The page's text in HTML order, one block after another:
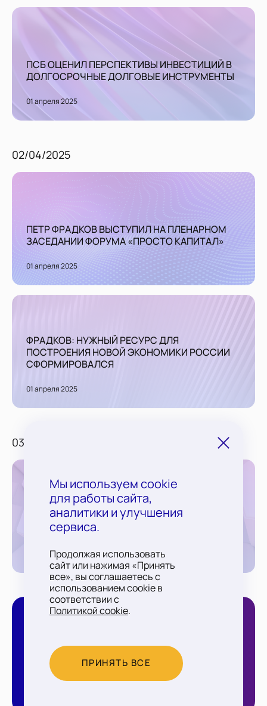
ПСБ ОЦЕНИЛ ПЕРСПЕКТИВЫ ИНВЕСТИЦИЙ В
ДОЛГОСРОЧНЫЕ ДОЛГОВЫЕ ИНСТРУМЕНТЫ
01 апреля 2025
02/04/2025
ПЕТР ФРАДКОВ ВЫСТУПИЛ НА ПЛЕНАРНОМ
ЗАСЕДАНИИ ФОРУМА «ПРОСТО КАПИТАЛ»
01 апреля 2025
ФРАДКОВ: НУЖНЫЙ РЕСУРС ДЛЯ
ПОСТРОЕНИЯ НОВОЙ ЭКОНОМИКИ РОССИИ
СФОРМИРОВАЛСЯ
01 апреля 2025
03/04/2025
КАК КОМПАНИИ МОГУТ ЗАЩИТИТЬСЯ ОТ
КИБЕРУГРОЗ: ИТОГИ СЕССИИ НА ФОРУМЕ
«ПРОСТО КАПИТАЛ»
01 апреля 2025
Мы используем cookie
для работы сайта,
аналитики и улучшения
сервиса.
Продолжая использовать
сайт или нажимая «Принять
все», вы соглашаетесь с
использованием cookie в
соответствии с
Политикой cookie.
ПРИНЯТЬ ВСЕ